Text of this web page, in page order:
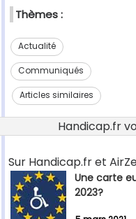
Thèmes :
Actualité
Communiqués
Articles similaires
Handicap.fr
Sur Handicap.fr et
Une carte
2023?